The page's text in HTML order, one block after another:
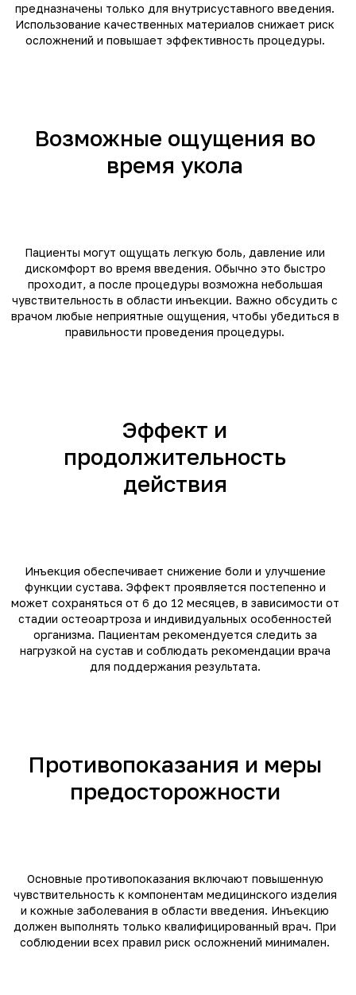
предназначены только для внутрисуставного введения.
Использование качественных материалов снижает риск
осложнений и повышает эффективность процедуры.
Возможные ощущения во
время укола
Пациенты могут ощущать легкую боль, давление или
дискомфорт во время введения. Обычно это быстро
проходит, а после процедуры возможна небольшая
чувствительность в области инъекции. Важно обсудить с
врачом любые неприятные ощущения, чтобы убедиться в
правильности проведения процедуры.
Эффект и
продолжительность
действия
Инъекция обеспечивает снижение боли и улучшение
функции сустава. Эффект проявляется постепенно и
может сохраняться от 6 до 12 месяцев, в зависимости от
стадии остеоартроза и индивидуальных особенностей
организма. Пациентам рекомендуется следить за
нагрузкой на сустав и соблюдать рекомендации врача
для поддержания результата.
Противопоказания и меры
предосторожности
Основные противопоказания включают повышенную
чувствительность к компонентам медицинского изделия
и кожные заболевания в области введения. Инъекцию
должен выполнять только квалифицированный врач. При
соблюдении всех правил риск осложнений минимален.